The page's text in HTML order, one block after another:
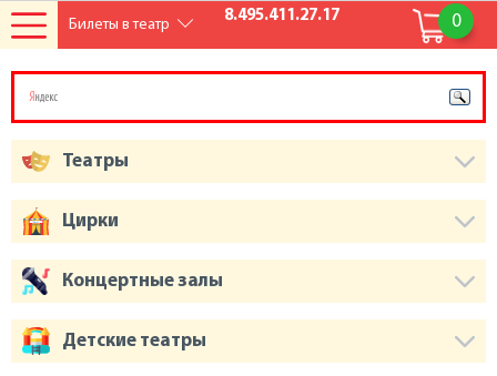
0
8.495.411.27.17
Театры
Цирки
Концертные залы
Детские театры
Билеты в театр